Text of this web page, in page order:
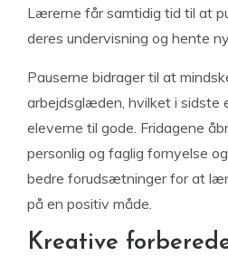
Lærerne får samtidig tid til at
deres undervisning og hente
Pauserne bidrager til at
arbejdsglæden, hvilket i sidste
eleverne til gode. Fridagene
personlig og faglig fornyelse
bedre forudsætninger for at
på en positiv måde.
Kreative